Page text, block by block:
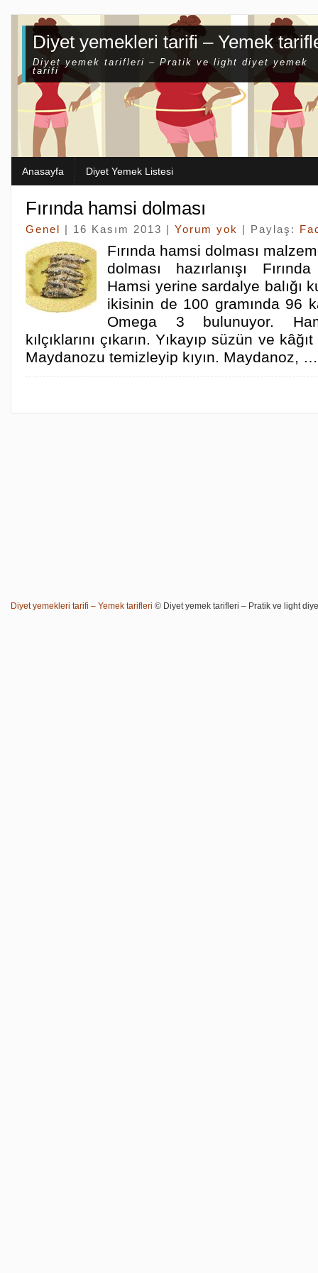
Diyet yemekleri tarifi – Yemek
Diyet yemek tarifleri – Pratik ve light diyet yemek
tarifi
Anasayfa Diyet Yemek Listesi
Fırında hamsi dolması
Genel | 16 Kasım 2013 | Yorum yok | Paylaş:
Fırında hamsi dolması
dolması hazırlanışı
Hamsi yerine sardalye balığı
ikisinin de 100 gramında 96
Omega 3 bulunuyor.
kılçıklarını çıkarın. Yıkayıp süzün ve
Maydanozu temizleyip kıyın. Maydanoz, …
Diyet yemekleri tarifi – Yemek tarifleri © Diyet yemek tarifleri – Pratik ve light